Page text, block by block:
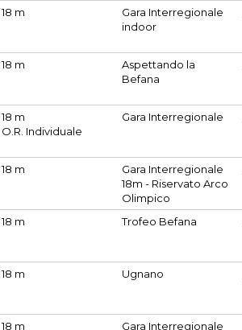
18 m
Gara Interregionale
indoor
18 m
Aspettando la
Befana
18 m
O.R. Individuale
Gara Interregionale
18 m
Gara Interregionale
18m - Riservato Arco
Olimpico
18 m Trofeo Befana
18 m Ugnano
18 m
Gara Interregionale